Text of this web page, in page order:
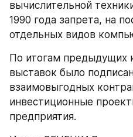
вычислительной
1990 года запрета, на
отдельных видов
По итогам
выставок было
взаимовыгодных
инвестиционные
предприятия.